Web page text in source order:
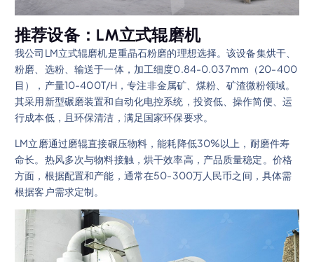
推荐设备：LM立式辊磨机
我公司LM立式辊磨机是重晶石粉磨的理想选择。该设备集烘干、
粉磨、选粉、输送于一体，加工细度0.84-0.037mm（20-400
目），产量10-400T/H，专注非金属矿、煤粉、矿渣微粉领域。
其采用新型碾磨装置和自动化电控系统，投资低、操作简便、运
行成本低，且环保清洁，满足国家环保要求。
LM立磨通过磨辊直接碾压物料，能耗降低30%以上，耐磨件寿
命长。热风多次与物料接触，烘干效率高，产品质量稳定。价格
方面，根据配置和产能，通常在50-300万人民币之间，具体需
根据客户需求定制。